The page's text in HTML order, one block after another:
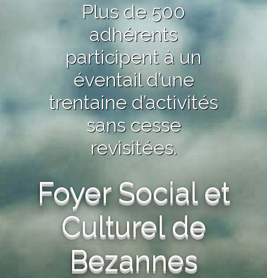
Plus de 500
adhérents
participent à un
éventail d’une
trentaine d’activités
sans cesse
revisitées.
Foyer Social et
Culturel de
Bezannes